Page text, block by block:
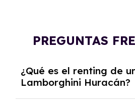
PREGUNTAS
¿Qué es el renting de
Lamborghini Huracán?